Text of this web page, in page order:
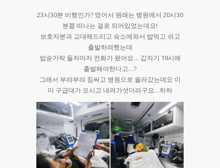
23시30분 비행인가? 였어서 원래는 병원에서 20시30
분쯤 떠나는 걸로 되어있었는데요!
보호자분과 교대해드리고 숙소에와서 밥먹고 쉬고
출발하려했는데
밥숟가락 들자마자 전화가 왔어요… 갑자기 19시에
출발해야한다고…?
그래서 부랴부랴 짐싸고 병원으로 올라갔는데요 이
미 구급대가 모시고 내려가셧더라구요…하하